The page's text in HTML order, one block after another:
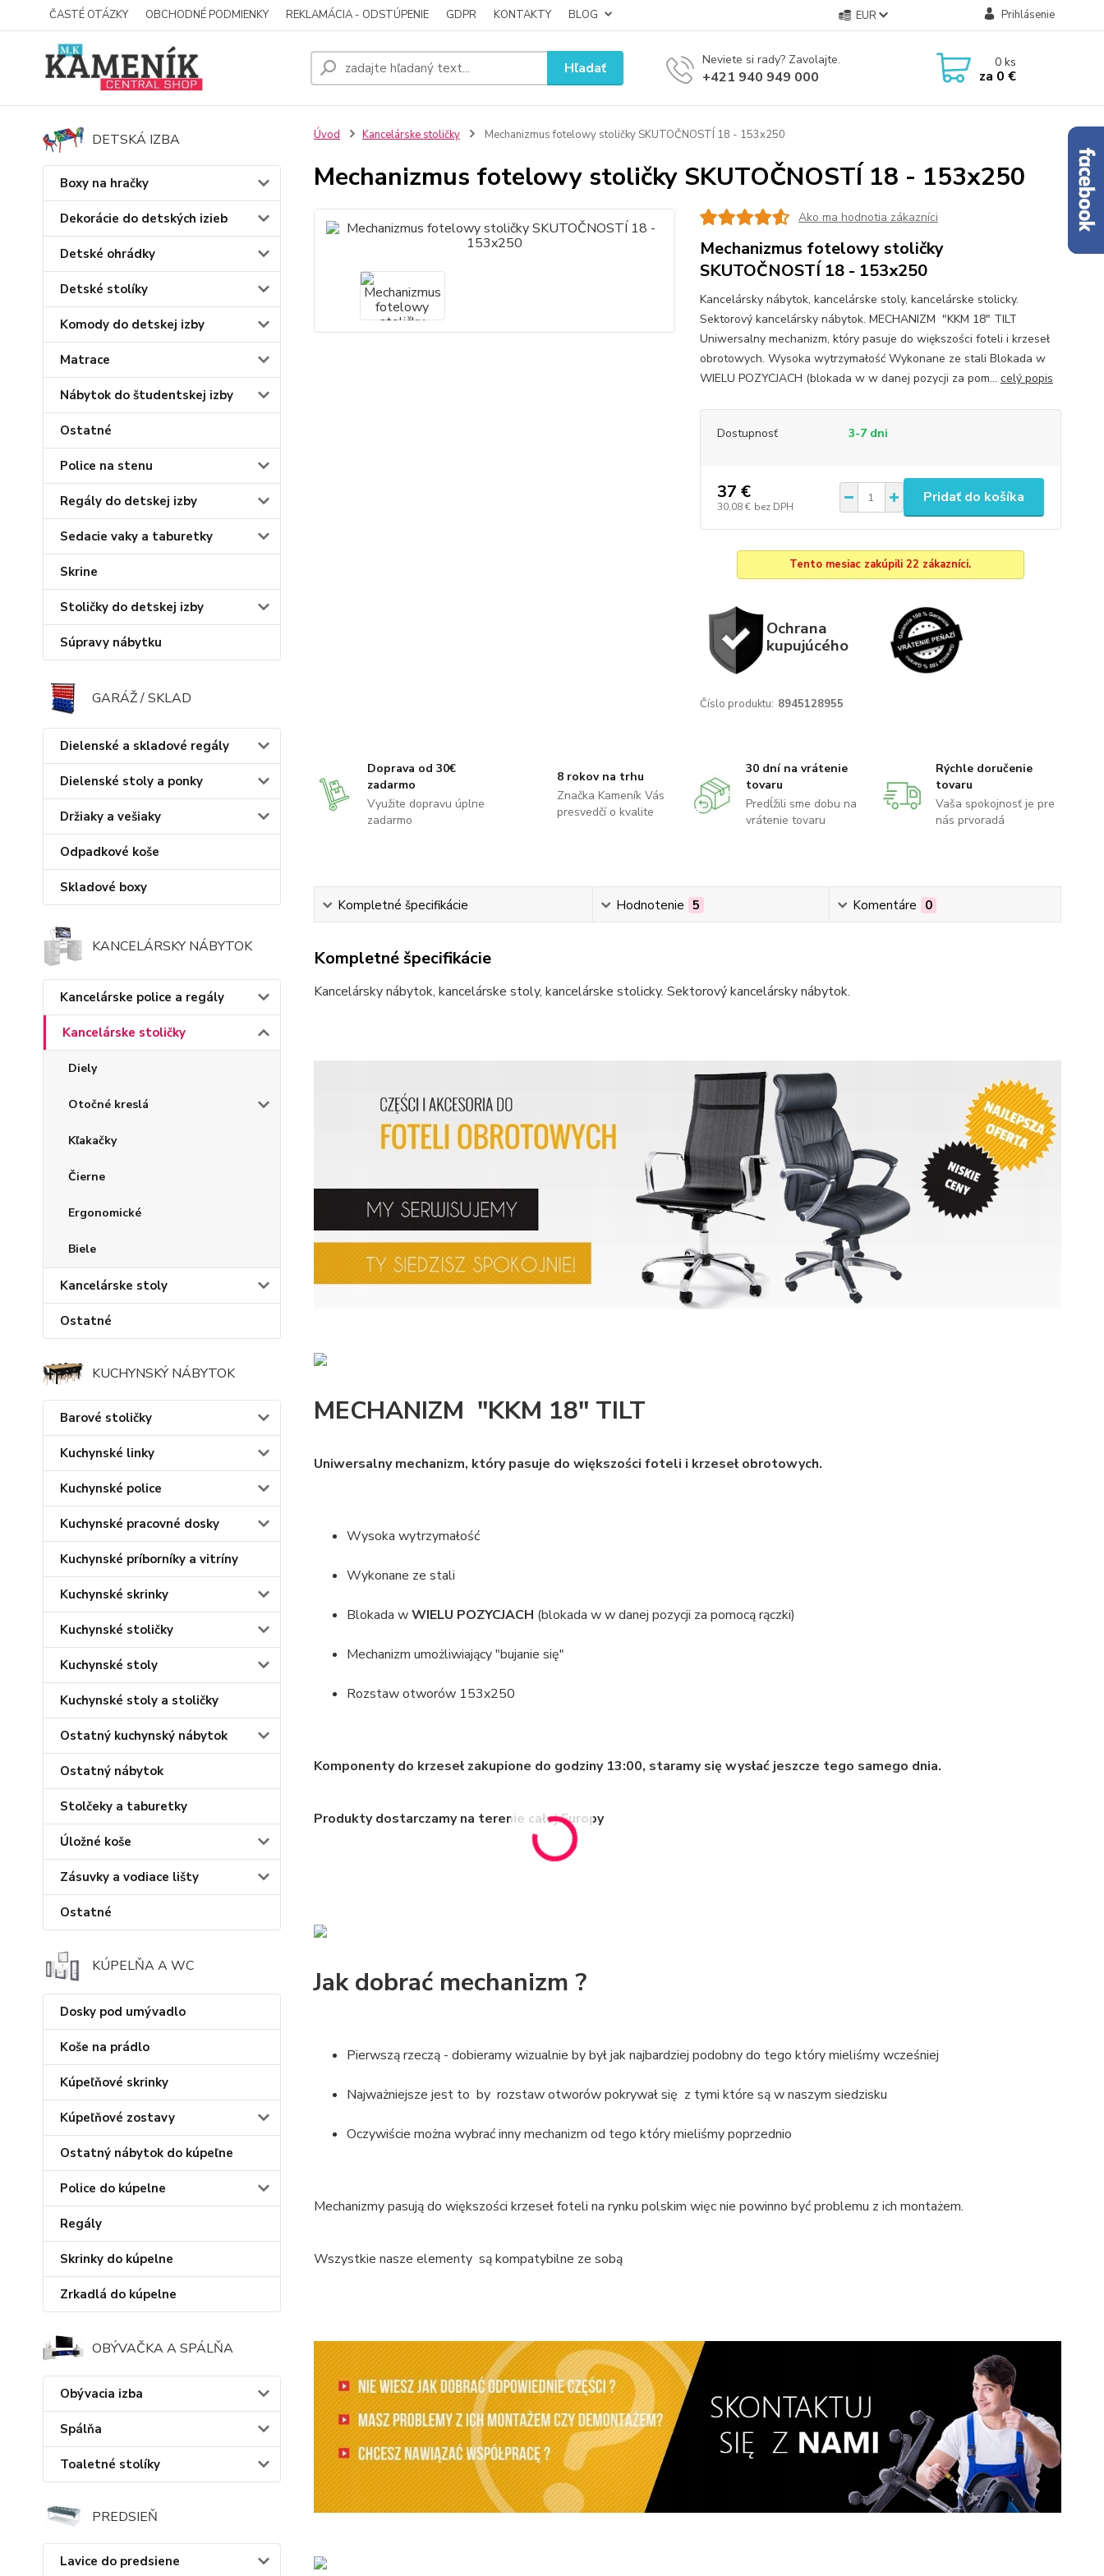
ČASTÉ OTÁZKY OBCHODNÉ PODMIENKY REKLAMÁCIA - ODSTÚPENIE GDPR KONTAKTY BLOG EUR Prihlásenie
Hľadať Neviete si rady? Zavolajte.
+421 940 949 000
0ks
za 0 €
DETSKÁ IZBA
Boxy na hračky
Dekorácie do detských izieb
Detské ohrádky
Detské stolíky
Komody do detskej izby
Matrace
Nábytok do študentskej izby
Ostatné
Police na stenu
Regály do detskej izby
Sedacie vaky a taburetky
Skrine
Stoličky do detskej izby
Súpravy nábytku
GARÁŽ / SKLAD
Dielenské a skladové regály
Dielenské stoly a ponky
Držiaky a vešiaky
Odpadkové koše
Skladové boxy
KANCELÁRSKY NÁBYTOK
Kancelárske police a regály
Kancelárske stoličky
Diely
Otočné kreslá
Kľakačky
Čierne
Ergonomické
Biele
Kancelárske stoly
Ostatné
KUCHYNSKÝ NÁBYTOK
Barové stoličky
Kuchynské linky
Kuchynské police
Kuchynské pracovné dosky
Kuchynské príborníky a vitríny
Kuchynské skrinky
Kuchynské stoličky
Kuchynské stoly
Kuchynské stoly a stoličky
Ostatný kuchynský nábytok
Ostatný nábytok
Stolčeky a taburetky
Úložné koše
Zásuvky a vodiace lišty
Ostatné
KÚPELŇA A WC
Dosky pod umývadlo
Koše na prádlo
Kúpeľňové skrinky
Kúpeľňové zostavy
Ostatný nábytok do kúpeľne
Police do kúpelne
Regály
Skrinky do kúpelne
Zrkadlá do kúpelne
OBÝVAČKA A SPÁLŇA
Obývacia izba
Spálňa
Toaletné stolíky
PREDSIEŇ
Lavice do predsiene
Úvod Kancelárske stoličky Mechanizmus fotelowy stoličky SKUTOČNOSTÍ 18 - 153x250
Mechanizmus fotelowy stoličky SKUTOČNOSTÍ 18 - 153x250
Ako ma hodnotia zákazníci
Mechanizmus fotelowy stoličky
SKUTOČNOSTÍ 18 - 153x250
Kancelársky nábytok, kancelárske stoly, kancelárske stolicky.
Sektorový kancelársky nábytok. MECHANIZM "KKM 18" TILT
Uniwersalny mechanizm, który pasuje do większości foteli i krzeseł
obrotowych. Wysoka wytrzymałość Wykonane ze stali Blokada w
WIELU POZYCJACH (blokada w w danej pozycji za pom... celý popis
Dostupnosť 3-7 dni
37 €
30,08 € bez DPH
Pridať do košíka
Tento mesiac zakúpili 22 zákazníci.
Ochrana
kupujúcého
Číslo produktu: 8945128955
Doprava od 30€
zadarmo
Využite dopravu úplne
zadarmo
8 rokov na trhu
Značka Kameník Vás
presvedčí o kvalite
30 dní na vrátenie
tovaru
Predĺžili sme dobu na
vrátenie tovaru
Rýchle doručenie
tovaru
Vaša spokojnosť je pre
nás prvoradá
Kompletné špecifikácie Hodnotenie 5 Komentáre 0
Kompletné špecifikácie
Kancelársky nábytok, kancelárske stoly, kancelárske stolicky. Sektorový kancelársky nábytok.
MECHANIZM "KKM 18" TILT
Uniwersalny mechanizm, który pasuje do większości foteli i krzeseł obrotowych.
Wysoka wytrzymałość
Wykonane ze stali
Blokada wWIELU POZYCJACH (blokada w w danej pozycji za pomocą rączki)
Mechanizm umożliwiający "bujanie się"
Rozstaw otworów 153x250
Komponenty do krzeseł zakupione do godziny 13:00, staramy się wysłać jeszcze tego samego dnia.
Produkty dostarczamy na terenie całej Europy
Jak dobrać mechanizm ?
Pierwszą rzeczą - dobieramy wizualnie by był jak najbardziej podobny do tego który mieliśmy wcześniej
Najważniejsze jest to by rozstaw otworów pokrywał się z tymi które są w naszym siedzisku
Oczywiście można wybrać inny mechanizm od tego który mieliśmy poprzednio
Mechanizmy pasują do większości krzeseł foteli na rynku polskim więc nie powinno być problemu z ich montażem.
Wszystkie nasze elementy są kompatybilne ze sobą